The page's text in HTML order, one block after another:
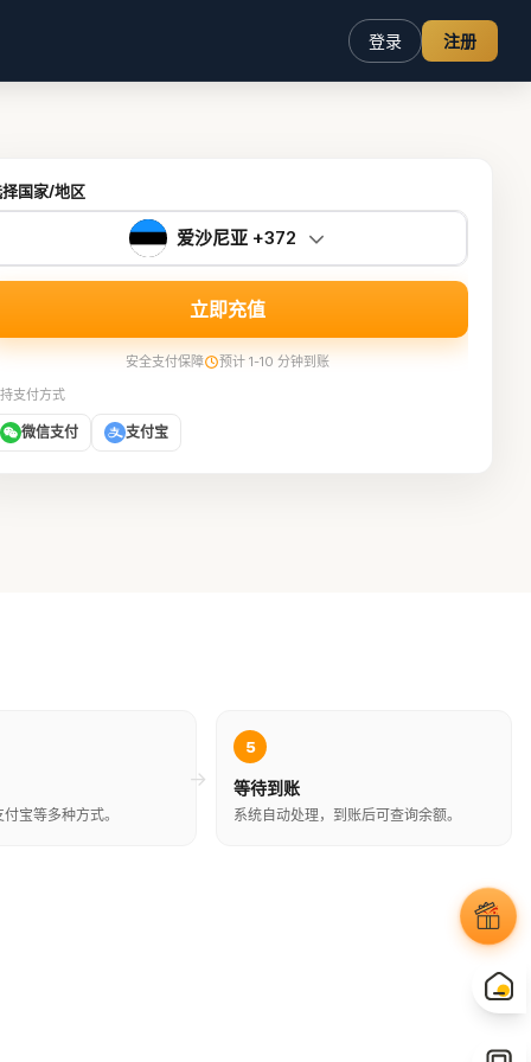
登录 注册
国家/地区
爱沙尼亚 +372
立即充值
安全支付保障
预计 1-10 分钟到账
支付方式
微信支付 支付宝
宝等多种方式。
→
5
等待到账
系统自动处理，到账后可查询余额。